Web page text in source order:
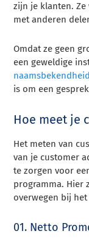
zijn je klanten.
met anderen
Omdat ze geen
een geweldige
naamsbekendheid
is om een
Hoe meet je
Het meten van
van je customer
te zorgen voor
programma. Hier
overwegen bij
01. Netto